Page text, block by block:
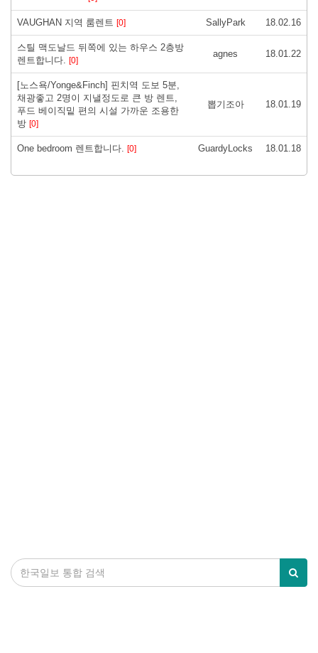
VAUGHAN 지역 룸렌트 [0] SallyPark 18.02.16
스틸 맥도날드 뒤쪽에 있는 하우스 2층방
렌트합니다. [0]
agnes 18.01.22
[노스욕/Yonge&Finch] 핀치역 도보 5분,
채광좋고 2명이 지낼정도로 큰 방 렌트,
푸드 베이직밑 편의 시설 가까운 조용한
방 [0]
뽑기조아 18.01.19
One bedroom 렌트합니다. [0] GuardyLocks 18.01.18